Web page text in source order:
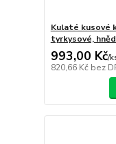
Kulaté kusové
tyrkysové,
993,00 Kč/
820,66 Kč bez